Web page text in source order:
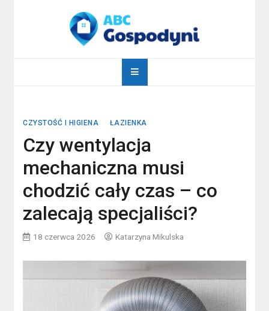
abcgospodyni.pl
CZYSTOŚĆ I HIGIENA ŁAZIENKA
Czy wentylacja
mechaniczna musi
chodzić cały czas – co
zalecają specjaliści?
18 czerwca 2026 Katarzyna Mikulska